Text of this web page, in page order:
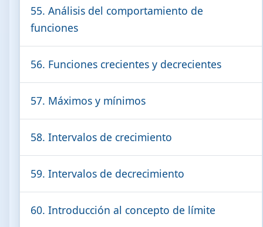
55. Análisis del comportamiento de
funciones
56. Funciones crecientes y decrecientes
57. Máximos y mínimos
58. Intervalos de crecimiento
59. Intervalos de decrecimiento
60. Introducción al concepto de límite